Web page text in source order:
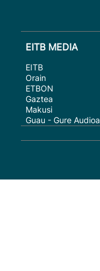
EITB MEDIA
EITB
Orain
ETBON
Gaztea
Makusi
Guau - Gure Audioa